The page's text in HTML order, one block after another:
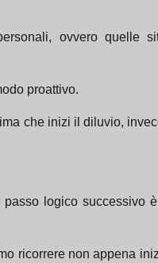
ovvero quelle
proattivo.
che inizi il diluvio,
logico successivo
ricorrere non appena